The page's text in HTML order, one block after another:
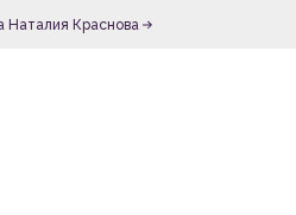
Наталия Краснова